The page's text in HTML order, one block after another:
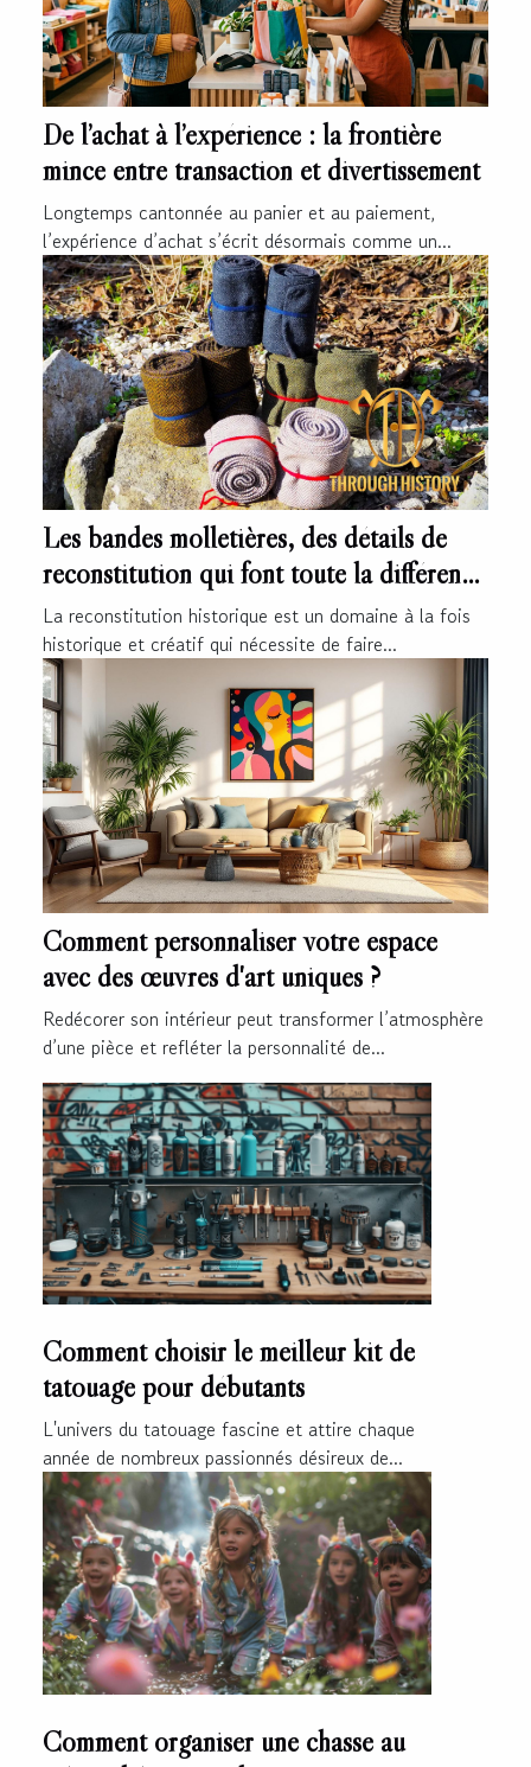
De l’achat à l’expérience : la frontière
mince entre transaction et divertissement
Longtemps cantonnée au panier et au paiement,
l’expérience d’achat s’écrit désormais comme un...
Les bandes molletières, des détails de
reconstitution qui font toute la différence
!La reconstitution historique est un domaine à la fois
historique et créatif qui nécessite de faire...
Comment personnaliser votre espace
avec des œuvres d'art uniques ?
Redécorer son intérieur peut transformer l’atmosphère
d’une pièce et refléter la personnalité de...
Comment choisir le meilleur kit de
tatouage pour débutants
L'univers du tatouage fascine et attire chaque
année de nombreux passionnés désireux de...
Comment organiser une chasse au